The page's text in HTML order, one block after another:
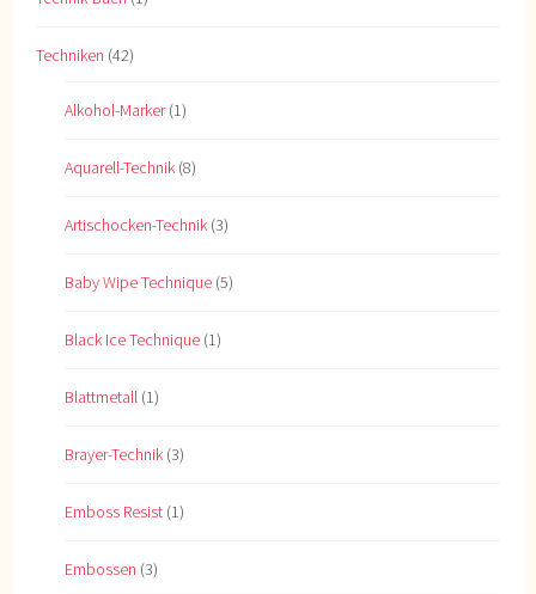
Techniken (42)
Alkohol-Marker(1)
Aquarell-Technik (8)
Artischocken-Technik (3)
Baby Wipe Technique (5)
Black Ice Technique (1)
Blattmetall (1)
Brayer-Technik (3)
Emboss Resist (1)
Embossen (3)